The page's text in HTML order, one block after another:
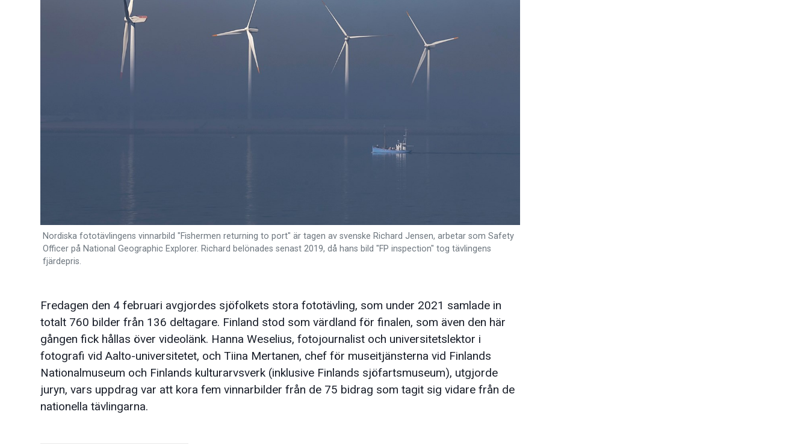
Nordiska fototävlingens vinnarbild "Fishermen returning to port" är tagen av svenske Richard Jensen, arbetar som Safety
Officer på National Geographic Explorer. Richard belönades senast 2019, då hans bild "FP inspection" tog tävlingens
fjärdepris.
Fredagen den 4 februari avgjordes sjöfolkets stora fototävling, som under 2021 samlade in
totalt 760 bilder från 136 deltagare. Finland stod som värdland för finalen, som även den här
gången fick hållas över videolänk. Hanna Weselius, fotojournalist och universitetslektor i
fotografi vid Aalto-universitetet, och Tiina Mertanen, chef för museitjänsterna vid Finlands
Nationalmuseum och Finlands kulturarvsverk (inklusive Finlands sjöfartsmuseum), utgjorde
juryn, vars uppdrag var att kora fem vinnarbilder från de 75 bidrag som tagit sig vidare från de
nationella tävlingarna.